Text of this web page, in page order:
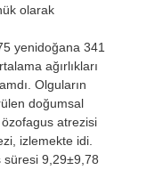
olarak
yenidoğana 341
ağırlıkları
Olguların
doğumsal
atrezisi
izlemekte idi.
süresi 9,29±9,78